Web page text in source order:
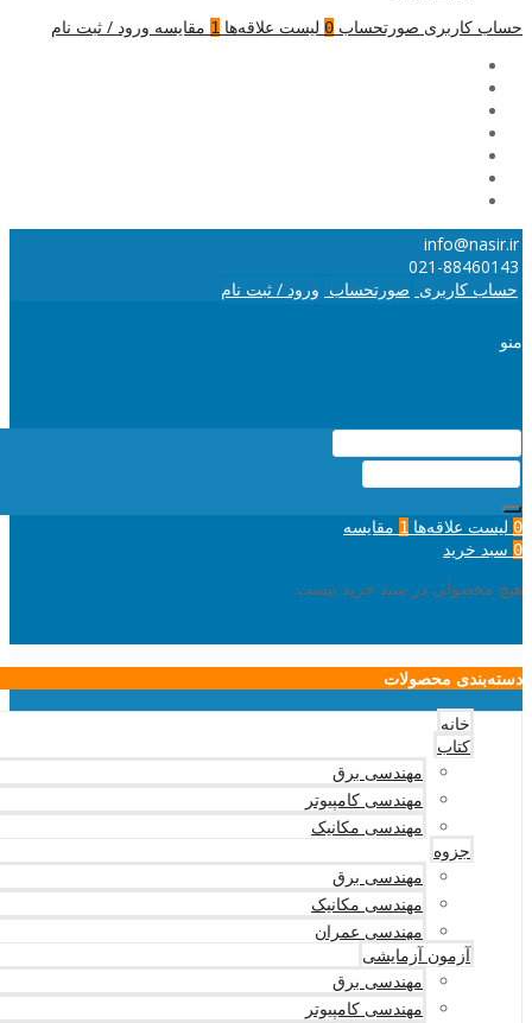
حساب کاربری صورتحساب 0 لیست علاقه‌ها 1 مقایسه ورود / ثبت نام
info@nasir.ir
021-88460143
حساب کاربری صورتحساب ورود / ثبت نام
منو
0 لیست علاقه‌ها 1 مقایسه
0 سبد خرید
هیچ محصولی در سبد خرید نیست.
دسته‌بندی محصولات
خانه
کتاب
مهندسی برق
مهندسی کامپیوتر
مهندسی مکانیک
جزوه
مهندسی برق
مهندسی مکانیک
مهندسی عمران
آزمون آزمایشی
مهندسی برق
مهندسی کامپیوتر